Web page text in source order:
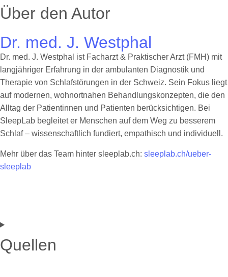
Über den Autor
Dr. med. J. Westphal
Dr. med. J. Westphal ist Facharzt & Praktischer Arzt (FMH) mit
langjähriger Erfahrung in der ambulanten Diagnostik und
Therapie von Schlafstörungen in der Schweiz. Sein Fokus liegt
auf modernen, wohnortnahen Behandlungskonzepten, die den
Alltag der Patientinnen und Patienten berücksichtigen. Bei
SleepLab begleitet er Menschen auf dem Weg zu besserem
Schlaf – wissenschaftlich fundiert, empathisch und individuell.
Mehr über das Team hinter sleeplab.ch: sleeplab.ch/ueber-
sleeplab
Quellen